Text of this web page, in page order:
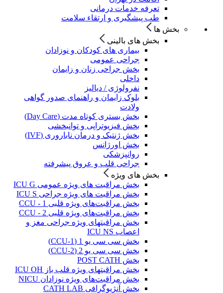
تعرفه خدمات درمانی
طب پیشگیری و ارتقاء سلامت
بخش ها
بخش های بالینی
بیماری های کودکان و نوزادان
جراحی عمومی
بخش جراحی زنان و زایمان
داخلی
نفرولوژی / دیالیز
بلوک زایمان و راهنمای صدور گواهی
ولادت
بخش بستری کوتاه مدت (Day Care)
بخش فیزیوتراپی و توانبخشی
بخش ژنتیک و درمان ناباروری (IVF)
بخش اورژانس
روانپزشکی
جراحی قلب و عروق پیشرفته
بخش های ویژه
بخش مراقبت های ویژه عمومی ICU G
بخش مراقبت های ویژه جراحی ICU S
بخش مراقبت‌های ویژه قلبی CCU - 1
بخش مراقبت‌های ویژه قلبی CCU - 2
بخش مراقبتهای ویژه جراحی مغز و
اعصاب ICU NS
بخش سی سی یو 1 (CCU-1)
بخش سی سی یو 2 (CCU-2)
بخش POST CATH
بخش مراقبتهای ویژه قلب باز ICU OH
بخش مراقبت‌های ویژه نوزادان NICU
بخش آنژیوگرافی CATH LAB